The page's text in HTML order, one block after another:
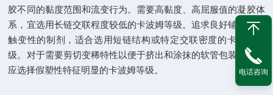
胶不同的黏度范围和流变行为。需要高黏度、高屈服值的凝胶体
系，宜选用长链交联程度较低的卡波姆等级。追求良好铺展性和
触变性的制剂，适合选用短链结构或特定交联密度的卡波姆等
级。对于需要剪切变稀特性以便于挤出和涂抹的软管包装产品，
应选择假塑性特征明显的卡波姆等级。
电话咨询